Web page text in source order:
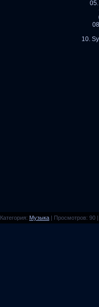
10.
Категория: Музыка | Просмотров: 90 |